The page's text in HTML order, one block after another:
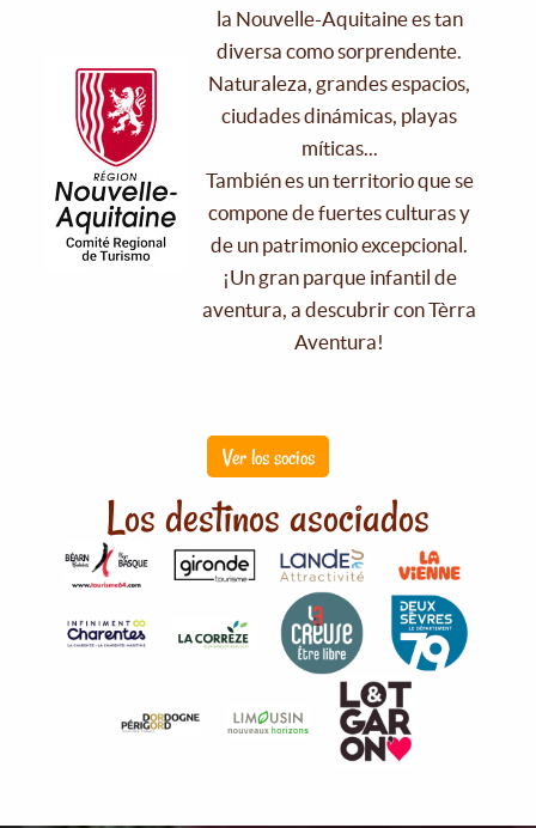
la Nouvelle-Aquitaine es tan
diversa como sorprendente.
Naturaleza, grandes espacios,
ciudades dinámicas, playas
míticas...
También es un territorio que se
compone de fuertes culturas y
de un patrimonio excepcional.
¡Un gran parque infantil de
aventura, a descubrir con Tèrra
Aventura!
Ver los socios
Los destinos asociados